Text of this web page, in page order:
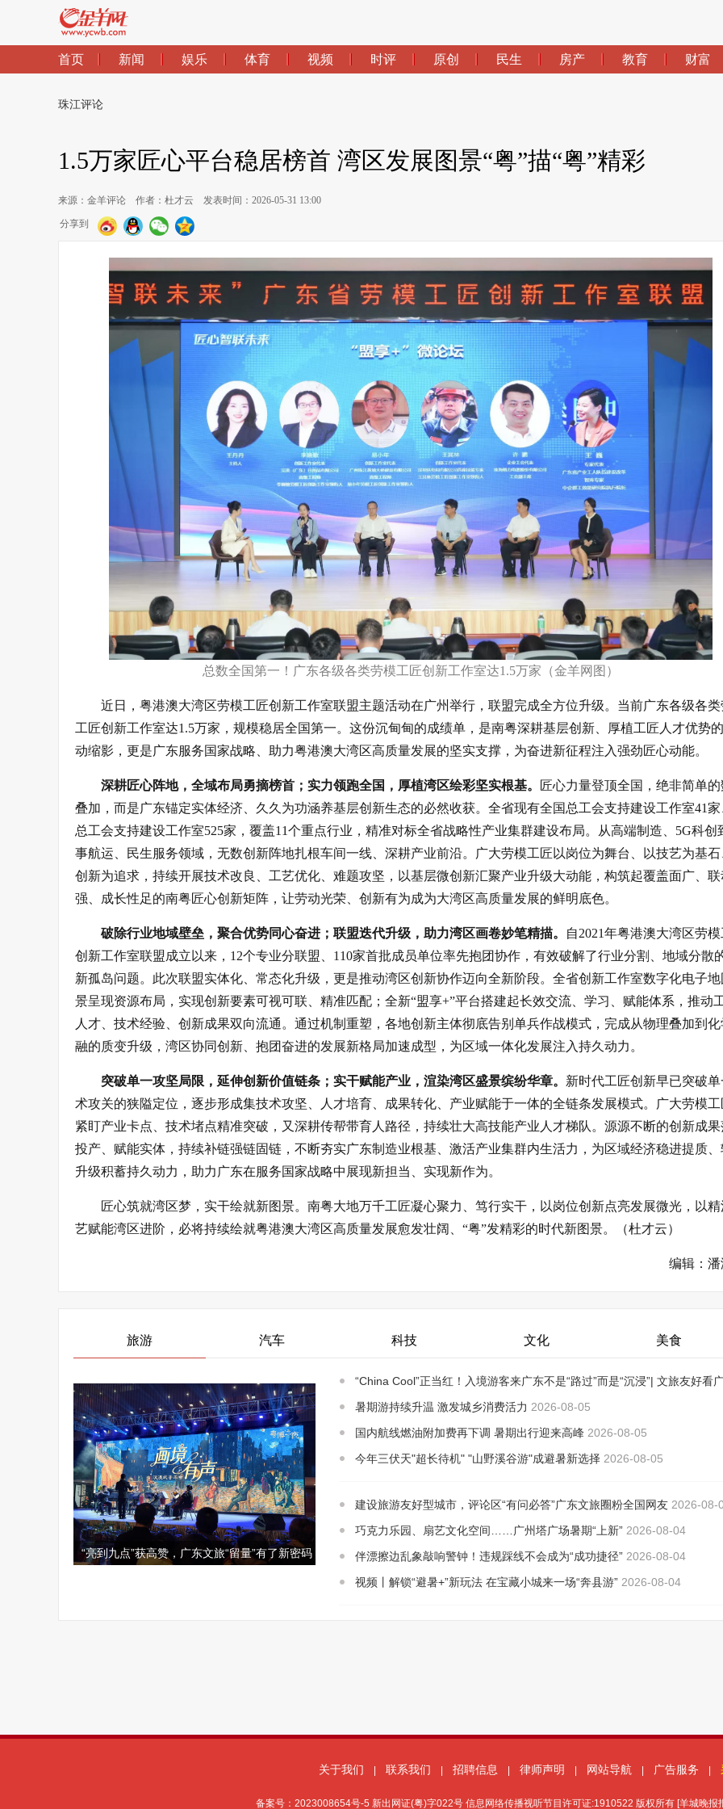
首页 新闻 娱乐 体育 视频 时评 原创 民生 房产 教育 财富
珠江评论
1.5万家匠心平台稳居榜首 湾区发展图景“粤”描“粤”精彩
来源：金羊评论 作者：杜才云 发表时间：2026-05-31 13:00
分享到
总数全国第一！广东各级各类劳模工匠创新工作室达1.5万家（金羊网图）
近日，粤港澳大湾区劳模工匠创新工作室联盟主题活动在广州举行，联盟完成全方位升级。当前广东各级各
工匠创新工作室达1.5万家，规模稳居全国第一。这份沉甸甸的成绩单，是南粤深耕基层创新、厚植工匠人才优势
动缩影，更是广东服务国家战略、助力粤港澳大湾区高质量发展的坚实支撑，为奋进新征程注入强劲匠心动能。
深耕匠心阵地，全域布局勇摘榜首；实力领跑全国，厚植湾区绘彩坚实根基。
匠心力量登顶全国，绝非简单
叠加，而是广东锚定实体经济、久久为功涵养基层创新生态的必然收获。全省现有全国总工会支持建设工作室41
总工会支持建设工作室525家，覆盖11个重点行业，精准对标全省战略性产业集群建设布局。从高端制造、5G科创
事航运、民生服务领域，无数创新阵地扎根车间一线、深耕产业前沿。广大劳模工匠以岗位为舞台、以技艺为基
创新为追求，持续开展技术改良、工艺优化、难题攻坚，以基层微创新汇聚产业升级大动能，构筑起覆盖面广、
强、成长性足的南粤匠心创新矩阵，让劳动光荣、创新有为成为大湾区高质量发展的鲜明底色。
破除行业地域壁垒，聚合优势同心奋进；联盟迭代升级，助力湾区画卷妙笔精描。
自2021年粤港澳大湾区劳
创新工作室联盟成立以来，12个专业分联盟、110家首批成员单位率先抱团协作，有效破解了行业分割、地域分散
新孤岛问题。此次联盟实体化、常态化升级，更是推动湾区创新协作迈向全新阶段。全省创新工作室数字化电子
景呈现资源布局，实现创新要素可视可联、精准匹配；全新“盟享+”平台搭建起长效交流、学习、赋能体系，推动
人才、技术经验、创新成果双向流通。通过机制重塑，各地创新主体彻底告别单兵作战模式，完成从物理叠加到
融的质变升级，湾区协同创新、抱团奋进的发展新格局加速成型，为区域一体化发展注入持久动力。
突破单一攻坚局限，延伸创新价值链条；实干赋能产业，渲染湾区盛景缤纷华章。 新时代工匠创新早已突破
术攻关的狭隘定位，逐步形成集技术攻坚、人才培育、成果转化、产业赋能于一体的全链条发展模式。广大劳模
紧盯产业卡点、技术堵点精准突破，又深耕传帮带育人路径，持续壮大高技能产业人才梯队。源源不断的创新成
投产、赋能实体，持续补链强链固链，不断夯实广东制造业根基、激活产业集群内生活力，为区域经济稳进提质
升级积蓄持久动力，助力广东在服务国家战略中展现新担当、实现新作为。
匠心筑就湾区梦，实干绘就新图景。南粤大地万千工匠凝心聚力、笃行实干，以岗位创新点亮发展微光，以
艺赋能湾区进阶，必将持续绘就粤港澳大湾区高质量发展愈发壮阔、“粤”发精彩的时代新图景。（杜才云）
编辑：
关于我们 联系我们 招聘信息 律师声明 网站导航 广告服务
备案号： 2023008654号-5 新出网证(粤)字022号 信息网络传播视听节目许可证:1910522 版权所有 [羊城晚报